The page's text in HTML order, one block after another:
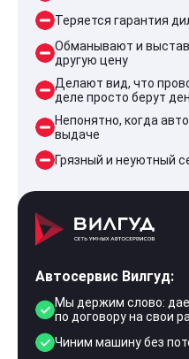
Теряется гарантия
Обманывают и
другую цену
Делают вид, что
деле просто берут
Непонятно, когда
выдаче
Грязный и неуютный
Автосервис Вилгуд:
Мы держим слово:
по договору на свои
Чиним машину без